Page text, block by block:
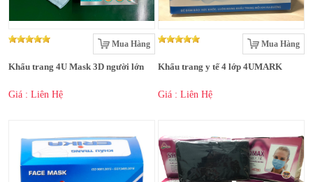
Mua Hàng
Khẩu trang 4U Mask 3D người lớn
Giá : Liên Hệ
Mua Hàng
Khẩu trang y tế 4 lớp 4UMARK
Giá : Liên Hệ